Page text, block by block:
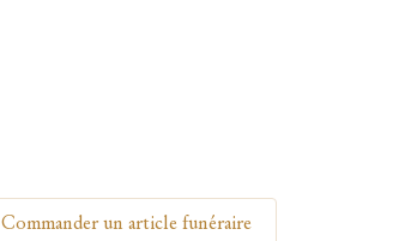
Commander un article funéraire